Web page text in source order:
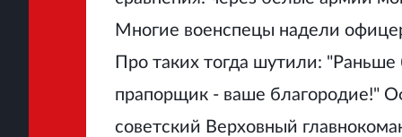
Многие военспецы надели
Про таких тогда шутили:
прапорщик - ваше благородие!"
советский Верховный